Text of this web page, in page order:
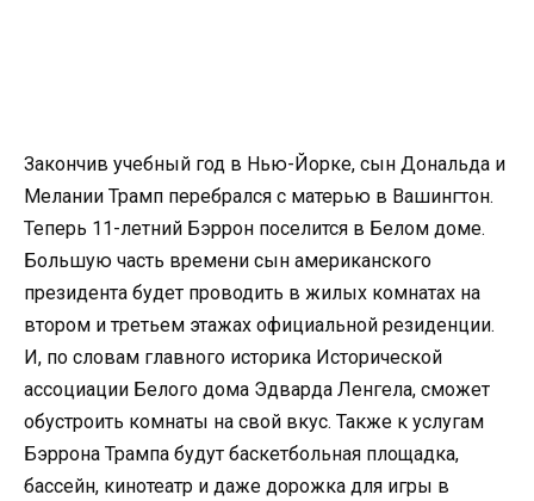
Закончив учебный год в Нью-Йорке, сын Дональда и
Мелании Трамп перебрался с матерью в Вашингтон.
Теперь 11-летний Бэррон поселится в Белом доме.
Большую часть времени сын американского
президента будет проводить в жилых комнатах на
втором и третьем этажах официальной резиденции.
И, по словам главного историка Исторической
ассоциации Белого дома Эдварда Ленгела, сможет
обустроить комнаты на свой вкус. Также к услугам
Бэррона Трампа будут баскетбольная площадка,
бассейн, кинотеатр и даже дорожка для игры в